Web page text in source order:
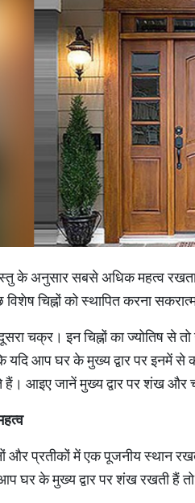
के अनुसार सबसे अधिक महत्व रखता
विशेष चिह्नों को स्थापित करना
चक्र। इन चिह्नों का ज्योतिष से
यदि आप घर के मुख्य द्वार पर इनमें से
आइए जानें मुख्य द्वार पर शंख और
और प्रतीकों में एक पूजनीय स्थान
आप घर के मुख्य द्वार पर शंख रखती हैं